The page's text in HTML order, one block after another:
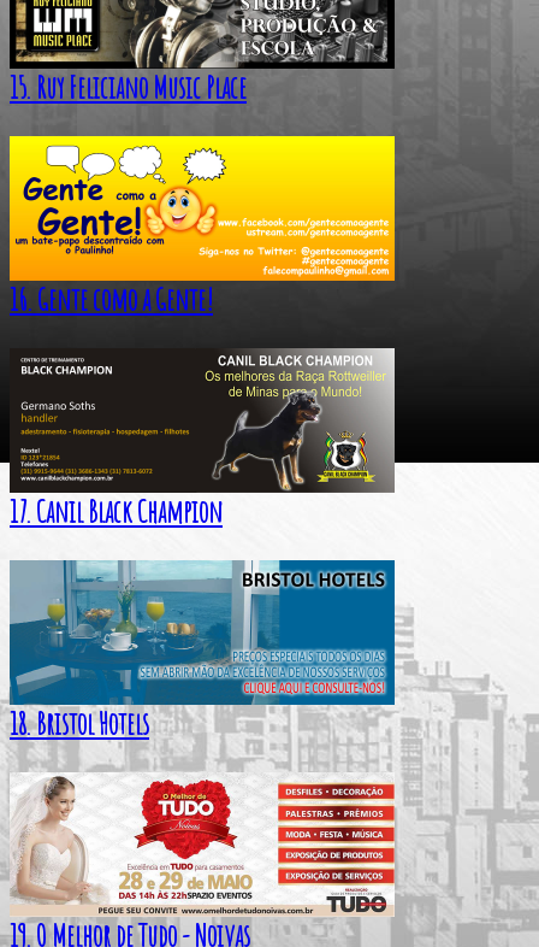
15. Ruy Feliciano Music Place
16. Gente como a Gente!
17. Canil Black Champion
18. Bristol Hotels
19. O Melhor de Tudo - Noivas